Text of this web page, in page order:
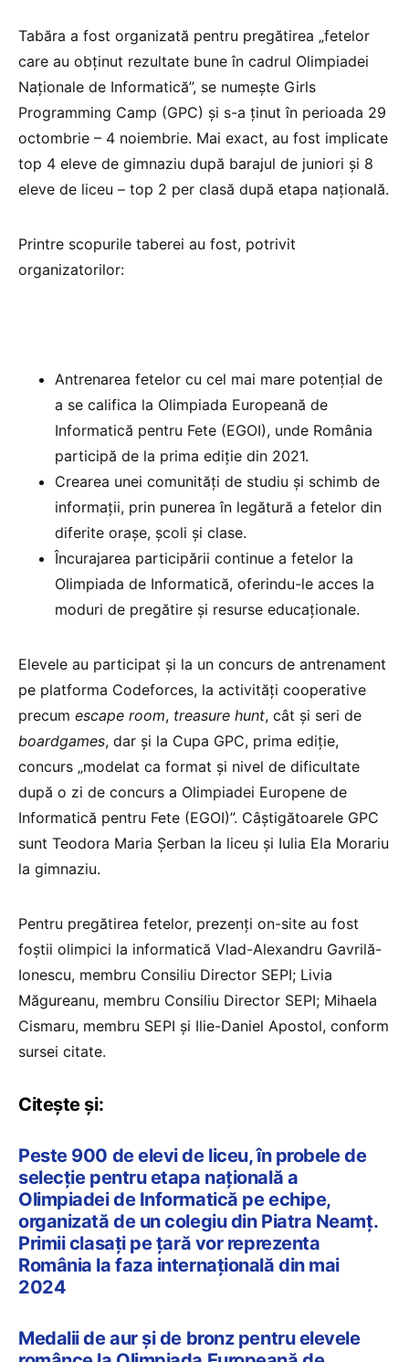
Tabăra a fost organizată pentru pregătirea „fetelor
care au obținut rezultate bune în cadrul Olimpiadei
Naționale de Informatică”, se numește Girls
Programming Camp (GPC) și s-a ținut în perioada 29
octombrie – 4 noiembrie. Mai exact, au fost implicate
top 4 eleve de gimnaziu după barajul de juniori și 8
eleve de liceu – top 2 per clasă după etapa națională.
Printre scopurile taberei au fost, potrivit
organizatorilor:
Antrenarea fetelor cu cel mai mare potențial de
a se califica la Olimpiada Europeană de
Informatică pentru Fete (EGOI), unde România
participă de la prima ediție din 2021.
Crearea unei comunități de studiu și schimb de
informații, prin punerea în legătură a fetelor din
diferite orașe, școli și clase.
Încurajarea participării continue a fetelor la
Olimpiada de Informatică, oferindu-le acces la
moduri de pregătire și resurse educaționale.
Elevele au participat și la un concurs de antrenament
pe platforma Codeforces, la activități cooperative
precum escape room, treasure hunt, cât și seri de
boardgames, dar și la Cupa GPC, prima ediție,
concurs „modelat ca format și nivel de dificultate
după o zi de concurs a Olimpiadei Europene de
Informatică pentru Fete (EGOI)”. Câștigătoarele GPC
sunt Teodora Maria Șerban la liceu și Iulia Ela Morariu
la gimnaziu.
Pentru pregătirea fetelor, prezenți on-site au fost
foștii olimpici la informatică Vlad-Alexandru Gavrilă-
Ionescu, membru Consiliu Director SEPI; Livia
Măgureanu, membru Consiliu Director SEPI; Mihaela
Cismaru, membru SEPI și Ilie-Daniel Apostol, conform
sursei citate.
Citește și:
Peste 900 de elevi de liceu, în probele de
selecție pentru etapa națională a
Olimpiadei de Informatică pe echipe,
organizată de un colegiu din Piatra Neamț.
Primii clasați pe țară vor reprezenta
România la faza internațională din mai
2024
Medalii de aur și de bronz pentru elevele